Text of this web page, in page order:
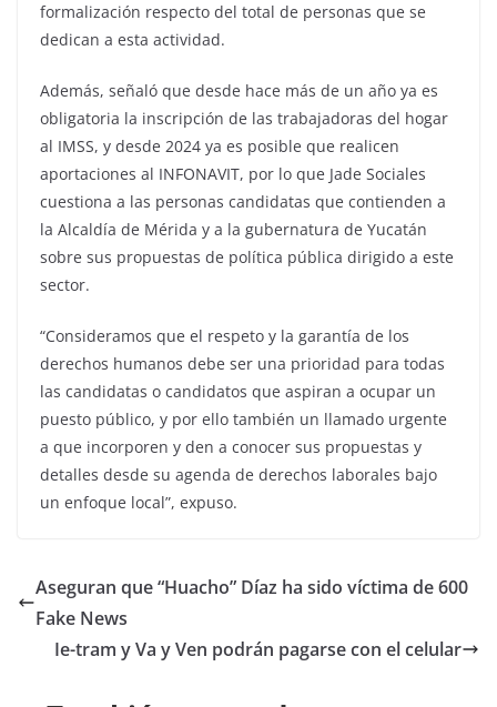
formalización respecto del total de personas que se
dedican a esta actividad.
Además, señaló que desde hace más de un año ya es
obligatoria la inscripción de las trabajadoras del hogar
al IMSS, y desde 2024 ya es posible que realicen
aportaciones al INFONAVIT, por lo que Jade Sociales
cuestiona a las personas candidatas que contienden a
la Alcaldía de Mérida y a la gubernatura de Yucatán
sobre sus propuestas de política pública dirigido a este
sector.
“Consideramos que el respeto y la garantía de los
derechos humanos debe ser una prioridad para todas
las candidatas o candidatos que aspiran a ocupar un
puesto público, y por ello también un llamado urgente
a que incorporen y den a conocer sus propuestas y
detalles desde su agenda de derechos laborales bajo
un enfoque local”, expuso.
Aseguran que “Huacho” Díaz ha sido víctima de 600
Fake News
Ie-tram y Va y Ven podrán pagarse con el celular